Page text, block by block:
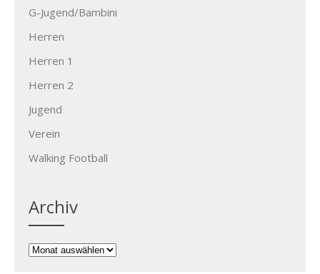
G-Jugend/Bambini
Herren
Herren 1
Herren 2
Jugend
Verein
Walking Football
Archiv
Archiv